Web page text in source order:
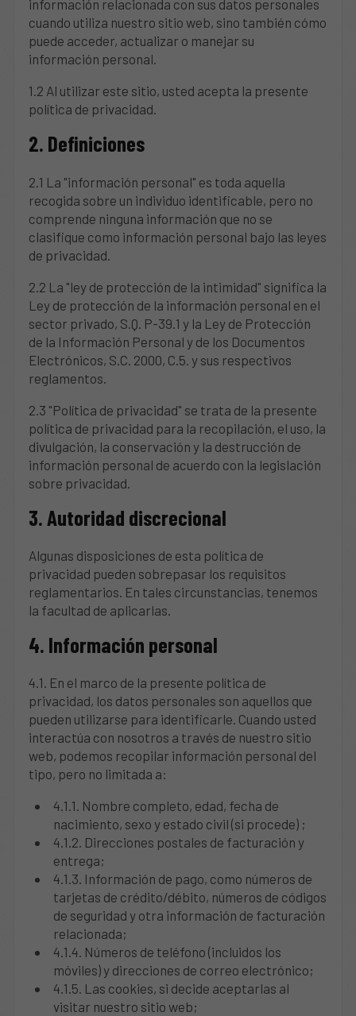
información relacionada con sus datos personales
cuando utiliza nuestro sitio web, sino también cómo
puede acceder, actualizar o manejar su
información personal.
1.2 Al utilizar este sitio, usted acepta la presente
política de privacidad.
2. Definiciones
2.1 La "información personal" es toda aquella
recogida sobre un individuo identificable, pero no
comprende ninguna información que no se
clasifique como información personal bajo las leyes
de privacidad.
2.2 La "ley de protección de la intimidad" significa la
Ley de protección de la información personal en el
sector privado, S.Q. P-39.1 y la Ley de Protección
de la Información Personal y de los Documentos
Electrónicos, S.C. 2000, C.5. y sus respectivos
reglamentos.
2.3 "Política de privacidad" se trata de la presente
política de privacidad para la recopilación, el uso, la
divulgación, la conservación y la destrucción de
información personal de acuerdo con la legislación
sobre privacidad.
3. Autoridad discrecional
Algunas disposiciones de esta política de
privacidad pueden sobrepasar los requisitos
reglamentarios. En tales circunstancias, tenemos
la facultad de aplicarlas.
4. Información personal
4.1. En el marco de la presente política de
privacidad, los datos personales son aquellos que
pueden utilizarse para identificarle. Cuando usted
interactúa con nosotros a través de nuestro sitio
web, podemos recopilar información personal del
tipo, pero no limitada a:
4.1.1. Nombre completo, edad, fecha de
nacimiento, sexo y estado civil (si procede) ;
4.1.2. Direcciones postales de facturación y
entrega;
4.1.3. Información de pago, como números de
tarjetas de crédito/débito, números de códigos
de seguridad y otra información de facturación
relacionada;
4.1.4. Números de teléfono (incluidos los
móviles) y direcciones de correo electrónico;
4.1.5. Las cookies, si decide aceptarlas al
visitar nuestro sitio web;